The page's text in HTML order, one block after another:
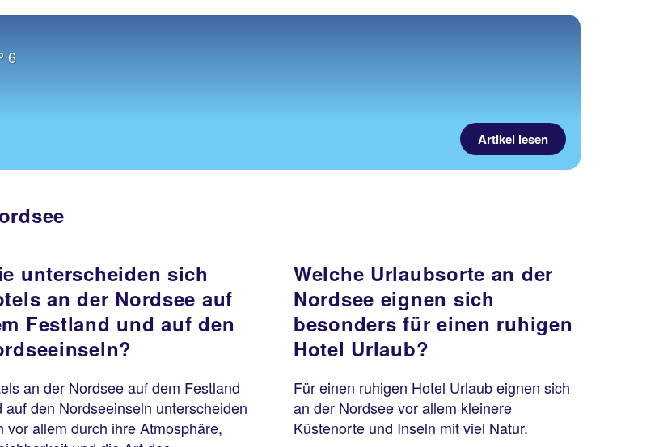
6
Artikel lesen
unterscheiden sich
an der Nordsee auf
Festland und auf den
an der Nordsee auf dem Festland
auf den Nordseeinseln unterscheiden
vor allem durch ihre Atmosphäre,
Welche Urlaubsorte an der
Nordsee eignen sich
besonders für einen ruhigen
Hotel Urlaub?
Für einen ruhigen Hotel Urlaub eignen sich
an der Nordsee vor allem kleinere
Küstenorte und Inseln mit viel Natur.